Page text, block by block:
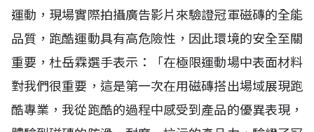
運動，現場實際拍攝廣告影片來驗證冠軍磁磚的全能
品質，跑酷運動具有高危險性，因此環境的安全至關
重要，杜岳霖選手表示：「在極限運動場中表面材料
對我們很重要，這是第一次在用磁磚搭出場域展現跑
酷專業，我從跑酷的過程中感受到產品的優異表現，